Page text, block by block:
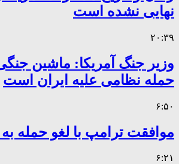
نهایی نشده است
۲۰:۳۹
وزیر جنگ آمریکا: ماشین
حمله نظامی علیه ایران است
۶:۵۰
موافقت ترامپ با لغو حمله به
۶:۲۱